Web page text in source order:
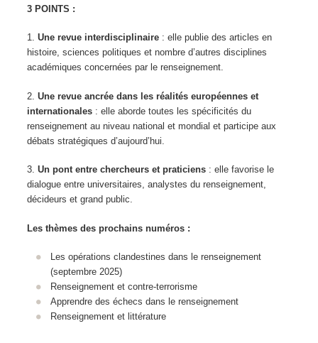
3 POINTS :
1. Une revue interdisciplinaire : elle publie des articles en
histoire, sciences politiques et nombre d’autres disciplines
académiques concernées par le renseignement.
2. Une revue ancrée dans les réalités européennes et
internationales : elle aborde toutes les spécificités du
renseignement au niveau national et mondial et participe aux
débats stratégiques d’aujourd’hui.
3. Un pont entre chercheurs et praticiens : elle favorise le
dialogue entre universitaires, analystes du renseignement,
décideurs et grand public.
Les thèmes des prochains numéros :
Les opérations clandestines dans le renseignement
(septembre 2025)
Renseignement et contre-terrorisme
Apprendre des échecs dans le renseignement
Renseignement et littérature